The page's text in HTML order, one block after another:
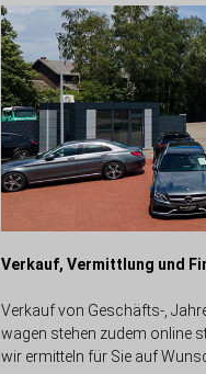
Verkauf, Vermittlung und
Verkauf von Geschäfts-,
wagen stehen zudem online
wir ermitteln für Sie auf